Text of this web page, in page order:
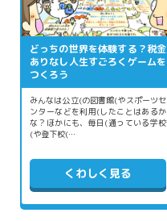
どっちの世界を体験する？税金
ありなし人生すごろくゲームを
つくろう
みんなは公立(の図書館(やスポーツセ
ンターなどを利用(したことはあるか
な？ほかにも、毎日(通っている学校
(や登下校(…
くわしく見る